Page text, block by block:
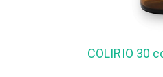
COLIRIO 30